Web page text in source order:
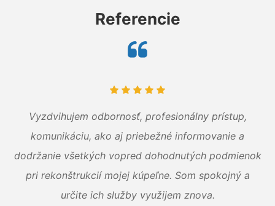
Referencie
Vyzdvihujem odbornosť, profesionálny prístup,
komunikáciu, ako aj priebežné informovanie a
dodržanie všetkých vopred dohodnutých podmienok
pri rekonštrukcií mojej kúpeľne. Som spokojný a
určite ich služby využijem znova.